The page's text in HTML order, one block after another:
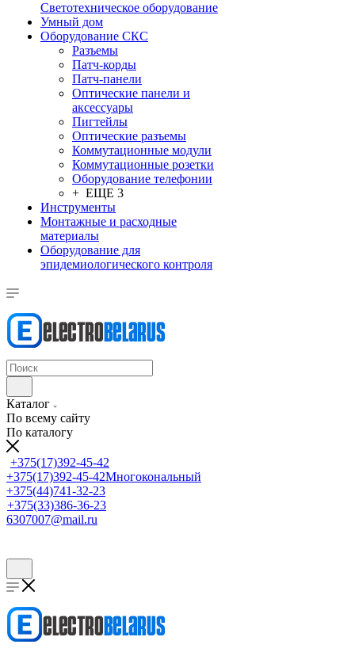
Светотехническое оборудование
Умный дом
Оборудование СКС
Разъемы
Патч-корды
Патч-панели
Оптические панели и
аксессуары
Пигтейлы
Оптические разъемы
Коммутационные модули
Коммутационные розетки
Оборудование телефонии
+ ЕЩЕ 3
Инструменты
Монтажные и расходные
материалы
Оборудование для
эпидемиологического контроля
Каталог
По всему сайту
По каталогу
+375(17)392-45-42
+375(17)392-45-42Многокональный
+375(44)741-32-23
+375(33)386-36-23
6307007@mail.ru